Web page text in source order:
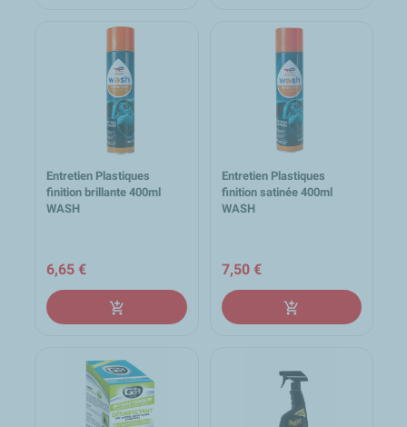
Entretien Plastiques
finition brillante 400ml
WASH
6,65 €
add_shopping_cart
Entretien Plastiques
finition satinée 400ml
WASH
7,50 €
add_shopping_cart